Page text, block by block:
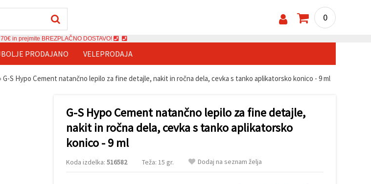
0
in prejmite BREZPLAČNO DOSTAVO!
PRODAJANO VELEPRODAJA
› G-S Hypo Cement natančno lepilo za fine detajle, nakit in ročna dela, cevka s tanko aplikatorsko konico - 9 ml
G-S Hypo Cement natančno lepilo za fine detajle,
nakit in ročna dela, cevka s tanko aplikatorsko
konico - 9 ml
Koda izdelka: 516582 Teža: 15 gr. Dodaj na seznam želja